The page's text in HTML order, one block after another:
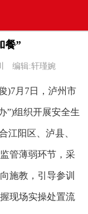
餐”
编辑:轩瑾婉
月7日，泸州市
”)组织开展安全生
江阳区、泸县、
管薄弱环节，采
施教，引导参训
现场实操处置流